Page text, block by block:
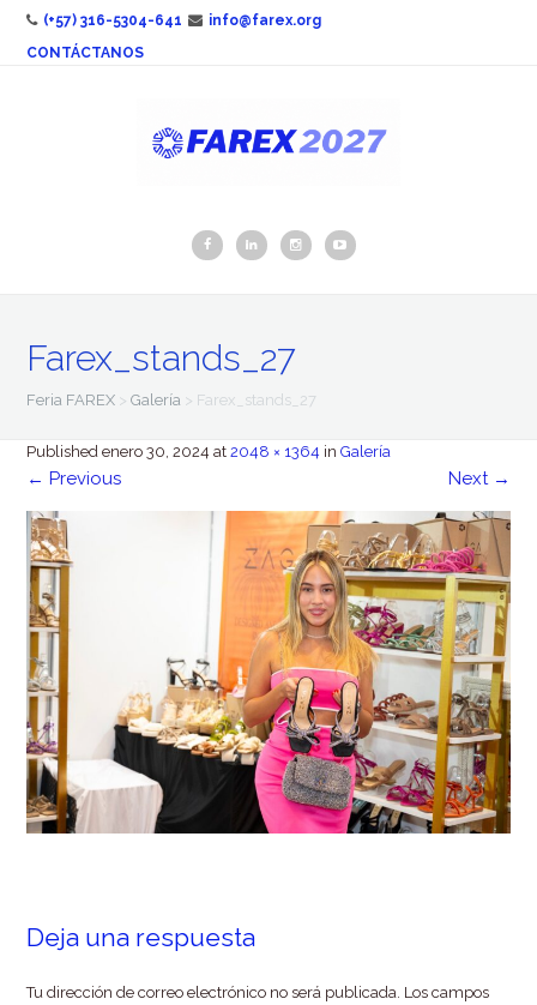
(+57) 316-5304-641
info@farex.org
CONTÁCTANOS
Farex_stands_27
Feria FAREX >Galería > Farex_stands_27
Publishedenero 30, 2024 at2048 × 1364 inGalería
← Previous Next →
Deja una respuesta
Tu dirección de correo electrónico no será publicada. Los campos